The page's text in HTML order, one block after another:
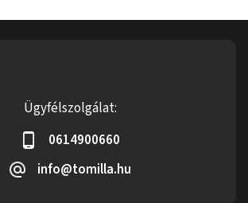
Ügyfélszolgálat:
0614900660
info@tomilla.hu